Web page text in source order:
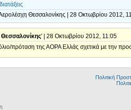
Θεσσαλονίκης | 28 Οκτωβρίου 2012,
' | 28 Οκτωβρίου 2012, 11:05
πρόταση της ΑΟΡΑ Ελλάς σχετικά με την
Πολιτική